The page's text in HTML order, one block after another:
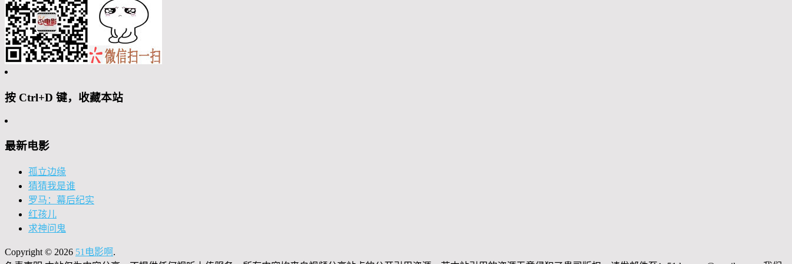
按 Ctrl+D 键，收藏本站
最新电影
孤立边缘
猜猜我是谁
罗马：幕后纪实
红孩儿
求神问鬼
Copyright © 2026 51电影啊 .